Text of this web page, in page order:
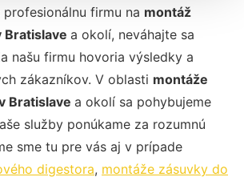
firmu na montáž
Bratislave a okolí, neváhajte sa
našu firmu hovoria výsledky a
zákazníkov. V oblasti montáže
Bratislave a okolí sa pohybujeme
služby ponúkame za rozumnú
sme tu pre vás aj v prípade
digestora, montáže zásuvky do